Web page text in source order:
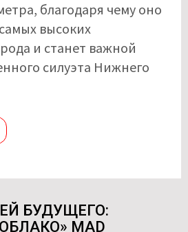
благодаря чему оно
высоких
и станет важной
силуэта Нижнего
БУДУЩЕГО:
MAD